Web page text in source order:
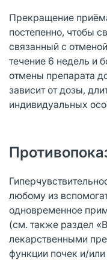
Прекращение
постепенно, чтобы
связанный с
течение 6 недель и
отмены препарата
зависит от дозы,
индивидуальных
любому из
одновременное
(см. также раздел
лекарственными
функции почек и/